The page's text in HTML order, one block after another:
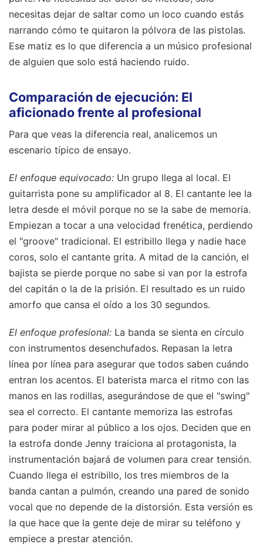
necesitas dejar de saltar como un loco cuando estás
narrando cómo te quitaron la pólvora de las pistolas.
Ese matiz es lo que diferencia a un músico profesional
de alguien que solo está haciendo ruido.
Comparación de ejecución: El
aficionado frente al profesional
Para que veas la diferencia real, analicemos un
escenario típico de ensayo.
El enfoque equivocado: Un grupo llega al local. El
guitarrista pone su amplificador al 8. El cantante lee la
letra desde el móvil porque no se la sabe de memoria.
Empiezan a tocar a una velocidad frenética, perdiendo
el "groove" tradicional. El estribillo llega y nadie hace
coros, solo el cantante grita. A mitad de la canción, el
bajista se pierde porque no sabe si van por la estrofa
del capitán o la de la prisión. El resultado es un ruido
amorfo que cansa el oído a los 30 segundos.
El enfoque profesional: La banda se sienta en círculo
con instrumentos desenchufados. Repasan la letra
línea por línea para asegurar que todos saben cuándo
entran los acentos. El baterista marca el ritmo con las
manos en las rodillas, asegurándose de que el "swing"
sea el correcto. El cantante memoriza las estrofas
para poder mirar al público a los ojos. Deciden que en
la estrofa donde Jenny traiciona al protagonista, la
instrumentación bajará de volumen para crear tensión.
Cuando llega el estribillo, los tres miembros de la
banda cantan a pulmón, creando una pared de sonido
vocal que no depende de la distorsión. Esta versión es
la que hace que la gente deje de mirar su teléfono y
empiece a prestar atención.